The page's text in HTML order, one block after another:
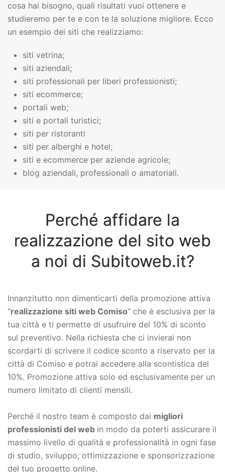
cosa hai bisogno, quali risultati vuoi ottenere e
studieremo per te e con te la soluzione migliore. Ecco
un esempio dei siti che realizziamo:
siti vetrina;
siti aziendali;
siti professionali per liberi professionisti;
siti ecommerce;
portali web;
siti e portali turistici;
siti per ristoranti
siti per alberghi e hotel;
siti e ecommerce per aziende agricole;
blog aziendali, professionali o amatoriali.
Perché affidare la
realizzazione del sito web
a noi di Subitoweb.it?
Innanzitutto non dimenticarti della promozione attiva
“realizzazione siti web Comiso” che è esclusiva per la
tua città e ti permette di usufruire del 10% di sconto
sul preventivo. Nella richiesta che ci invierai non
scordarti di scrivere il codice sconto a riservato per la
città di Comiso e potrai accedere alla scontistica del
10%. Promozione attiva solo ed esclusivamente per un
numero limitato di clienti mensili.
Perché il nostro team è composto dai migliori
professionisti del web in modo da poterti assicurare il
massimo livello di qualità e professionalità in ogni fase
di studio, sviluppo, ottimizzazione e sponsorizzazione
del tuo progetto online.